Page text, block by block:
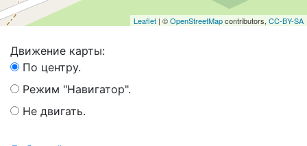
Leaflet | ©OpenStreetMapcontributors, CC-BY-SA
Движение карты:
По центру.
Режим "Навигатор".
Не двигать.